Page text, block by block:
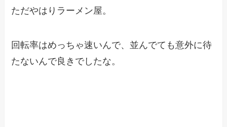
ただやはりラーメン屋。
回転率はめっちゃ速いんで、並んでても意外に待
たないんで良きでしたな。